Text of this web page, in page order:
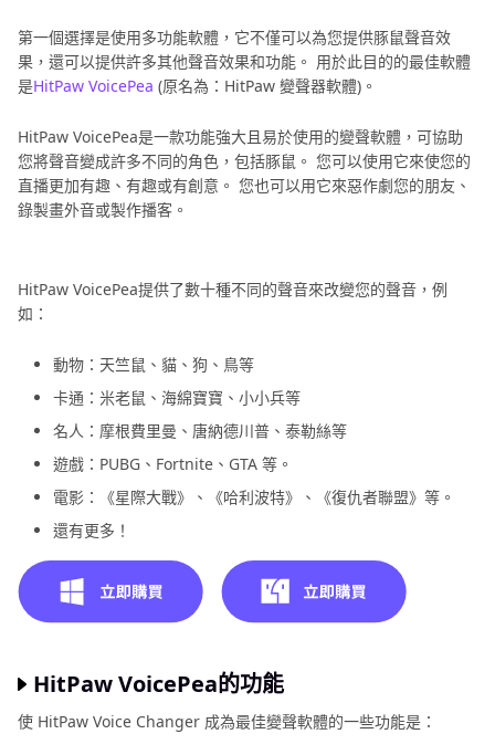
結論
第一個選擇是使用多功能軟體，它不僅可以為您提供豚鼠聲音效
果，還可以提供許多其他聲音效果和功能。 用於此目的的最佳軟體
是HitPaw VoicePea (原名為：HitPaw 變聲器軟體)。
HitPaw VoicePea是一款功能強大且易於使用的變聲軟體，可協助
您將聲音變成許多不同的角色，包括豚鼠。 您可以使用它來使您的
直播更加有趣、有趣或有創意。 您也可以用它來惡作劇您的朋友、
錄製畫外音或製作播客。
HitPaw VoicePea提供了數十種不同的聲音來改變您的聲音，例
如：
動物：天竺鼠、貓、狗、鳥等
卡通：米老鼠、海綿寶寶、小小兵等
名人：摩根費里曼、唐納德川普、泰勒絲等
遊戲：PUBG、Fortnite、GTA 等。
電影：《星際大戰》、《哈利波特》、《復仇者聯盟》等。
還有更多！
HitPaw VoicePea的功能
使 HitPaw Voice Changer 成為最佳變聲軟體的一些功能是：